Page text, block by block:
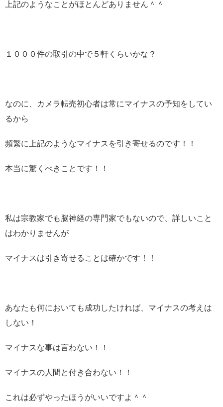
上記のようなことがほとんどありません＾＾
１０００件の取引の中で５軒くらいかな？
なのに、カメラ転売初心者は常にマイナスの予知をしてい
るから
頻繁に上記のようなマイナスを引き寄せるのです！！
本当に驚くべきことです！！
私は宗教家でも脳神経の専門家でもないので、詳しいこと
はわかりませんが
マイナスは引き寄せることは確かです！！
あなたも何においても成功したければ、マイナスの考えは
しない！
マイナスな事は言わない！！
マイナスの人間と付き合わない！！
これは必ずやったほうがいいですよ＾＾